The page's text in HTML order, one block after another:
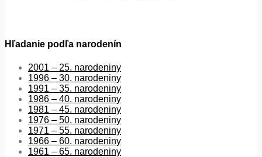
Hľadanie podľa narodenín
2001 – 25. narodeniny
1996 – 30. narodeniny
1991 – 35. narodeniny
1986 – 40. narodeniny
1981 – 45. narodeniny
1976 – 50. narodeniny
1971 – 55. narodeniny
1966 – 60. narodeniny
1961 – 65. narodeniny